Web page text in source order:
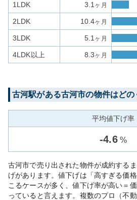
1LDK 3.1 ヶ月
2LDK 10.4ヶ月
3LDK 5.1 ヶ月
4LDK以上 8.3ヶ月
古河駅がある古河市の物件はどの
平均値下げ率
-4.6 %
古河市で売り出された物件が成約する
げがあります。値下げは「高すぎる価
こるケースが多く、値下げ率が高い＝
っていると言えます。複数のプロ（不